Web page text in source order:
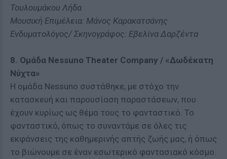
Τουλουμάκου Λήδα
Μουσική Επιμέλεια: Μάνος Καρακατσάνης
Ενδυματολόγος/ Σκηνογράφος: Εβελίνα Δαρζέντα
8. Ομάδα Νessuno Theater Company / «Δωδέκατη
Νύχτα»
Η ομάδα Nessuno συστάθηκε, με στόχο την
κατασκευή και παρουσίαση παραστάσεων, που
έχουν κυρίως ως θέμα τους το φανταστικό. Το
φανταστικό, όπως το συναντάμε σε όλες τις
εκφάνσεις της καθημερινής απτής ζωής μας, ή όπως
το βιώνουμε σε έναν εσωτερικό φαντασιακό κόσμο.